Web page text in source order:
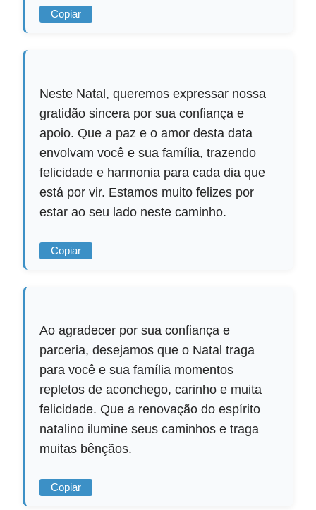
Copiar
Neste Natal, queremos expressar nossa
gratidão sincera por sua confiança e
apoio. Que a paz e o amor desta data
envolvam você e sua família, trazendo
felicidade e harmonia para cada dia que
está por vir. Estamos muito felizes por
estar ao seu lado neste caminho.
Copiar
Ao agradecer por sua confiança e
parceria, desejamos que o Natal traga
para você e sua família momentos
repletos de aconchego, carinho e muita
felicidade. Que a renovação do espírito
natalino ilumine seus caminhos e traga
muitas bênçãos.
Copiar